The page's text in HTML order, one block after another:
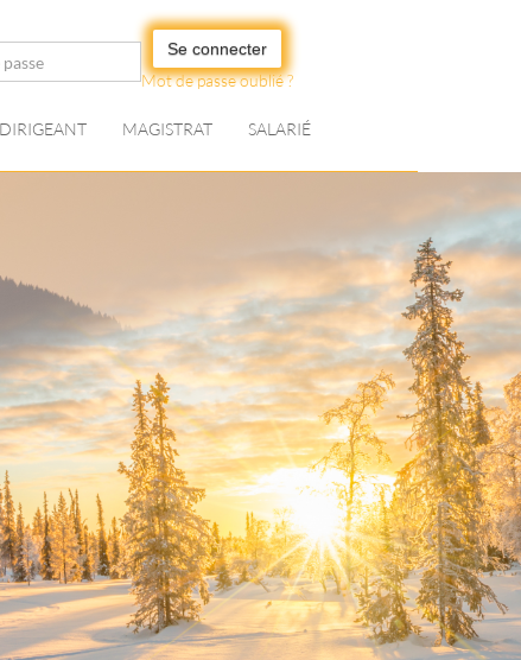
Se connecter
Mot de passe oublié ?
DIRIGEANT MAGISTRAT SALARIÉ